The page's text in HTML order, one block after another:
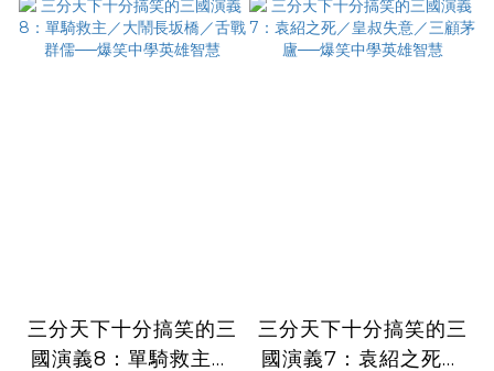
三分天下十分搞笑的三
國演義8：單騎救主／
三分天下十分搞笑的三
國演義7：袁紹之死／